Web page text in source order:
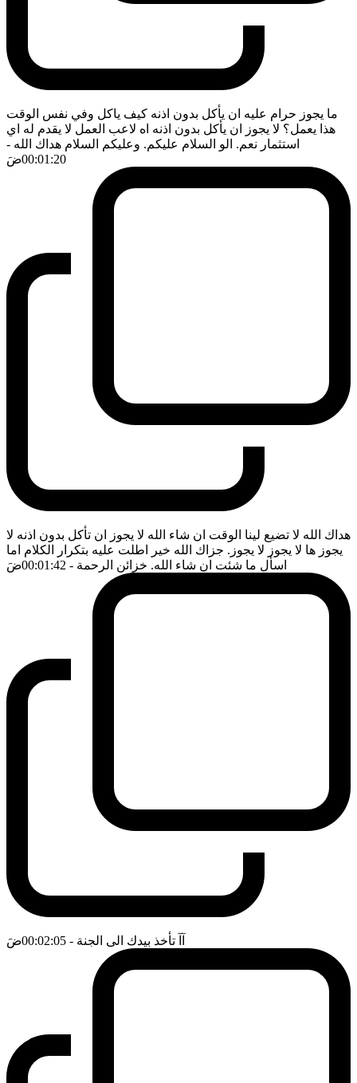
ما يجوز حرام عليه ان يأكل بدون اذنه كيف ياكل وفي نفس الوقت
هذا يعمل؟ لا يجوز ان يأكل بدون اذنه اه لاعب العمل لا يقدم له اي
استثمار نعم. الو السلام عليكم. وعليكم السلام هداك الله -
00:01:20ضَ
هداك الله لا تضيع لينا الوقت ان شاء الله لا يجوز ان تأكل بدون اذنه لا
يجوز ها لا يجوز لا يجوز. جزاك الله خير اطلت عليه بتكرار الكلام اما
اسأل ما شئت ان شاء الله. خزائن الرحمة - 00:01:42 ضَ
آآ تأخذ بيدك الى الجنة - 00:02:05 ضَ